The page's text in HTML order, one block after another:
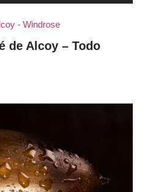
de Alcoy – Todo